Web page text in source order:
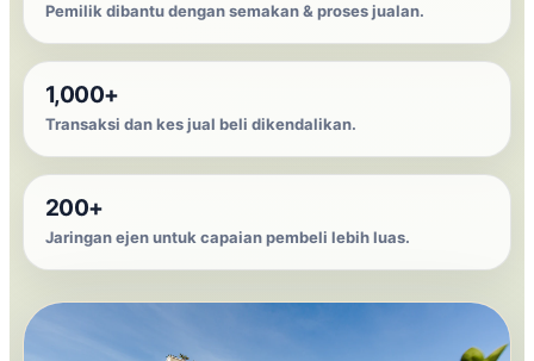
Pemilik dibantu dengan semakan & proses jualan.
1,000+
Transaksi dan kes jual beli dikendalikan.
200+
Jaringan ejen untuk capaian pembeli lebih luas.